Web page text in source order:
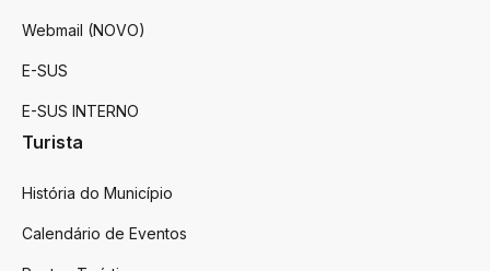
Webmail (NOVO)
E-SUS
E-SUS INTERNO
Turista
História do Município
Calendário de Eventos